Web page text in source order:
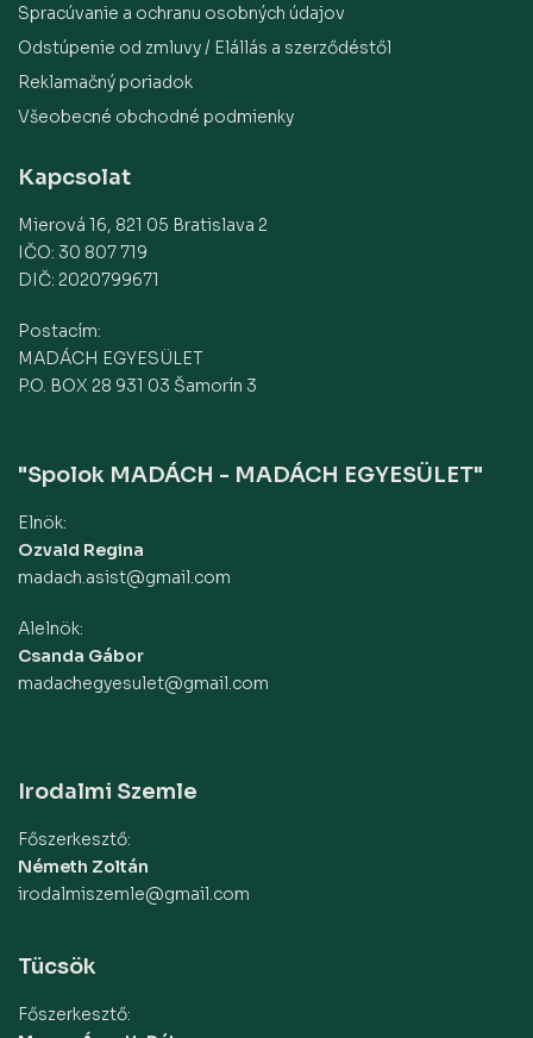
Spracúvanie a ochranu osobných údajov
Odstúpenie od zmluvy / Elállás a szerződéstől
Reklamačný poriadok
Všeobecné obchodné podmienky
Kapcsolat
Mierová 16, 821 05 Bratislava 2
IČO: 30 807 719
DIČ: 2020799671
Postacím:
MADÁCH EGYESÜLET
P.O. BOX 28 931 03 Šamorín 3
"Spolok MADÁCH - MADÁCH EGYESÜLET"
Elnök:
Ozvald Regina
madach.asist@gmail.com
Alelnök:
Csanda Gábor
madachegyesulet@gmail.com
Irodalmi Szemle
Főszerkesztő:
Németh Zoltán
irodalmiszemle@gmail.com
Tücsök
Főszerkesztő: